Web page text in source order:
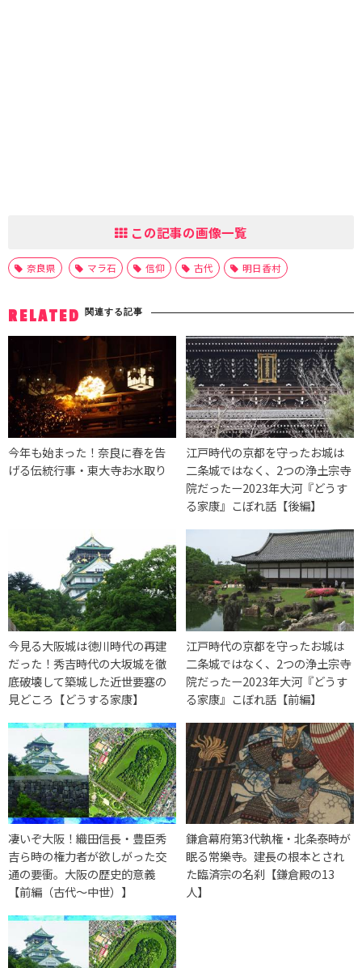
この記事の画像一覧
奈良県 マラ石 信仰 古代 明日香村
RELATED 関連する記事
今年も始まった！奈良に春を告
げる伝統行事・東大寺お水取り
江戸時代の京都を守ったお城は
二条城ではなく、2つの浄土宗寺
院だったー2023年大河『どうす
る家康』こぼれ話【後編】
今見る大阪城は徳川時代の再建
だった！秀吉時代の大坂城を徹
底破壊して築城した近世要塞の
見どころ【どうする家康】
江戸時代の京都を守ったお城は
二条城ではなく、2つの浄土宗寺
院だったー2023年大河『どうす
る家康』こぼれ話【前編】
凄いぞ大阪！織田信長・豊臣秀
吉ら時の権力者が欲しがった交
通の要衝。大阪の歴史的意義
【前編（古代～中世）】
鎌倉幕府第3代執権・北条泰時が
眠る常樂寺。建長の根本とされ
た臨済宗の名刹【鎌倉殿の13
人】